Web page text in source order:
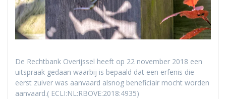
De Rechtbank Overijssel heeft op 22 november 2018 een
uitspraak gedaan waarbij is bepaald dat een erfenis die
eerst zuiver was aanvaard alsnog beneficiair mocht worden
aanvaard.( ECLI:NL:RBOVE:2018:4935)